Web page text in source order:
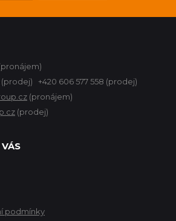
(prodej) +420 606 577 558 (prodej)
(pronájem)
(prodej)
podmínky